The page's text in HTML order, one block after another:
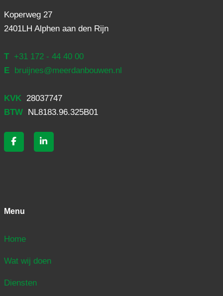
Koperweg 27
2401LH Alphen aan den Rijn
T
+31 172 - 44 40 00
E
bruijnes@meerdanbouwen.nl
KVK
28037747
BTW
NL8183.96.325B01
Menu
Home
Wat wij doen
Diensten